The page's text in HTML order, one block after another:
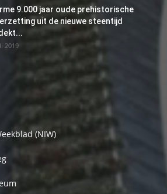
9.000 jaar oude prehistorische
uit de nieuwe steentijd
2019
(NIW)